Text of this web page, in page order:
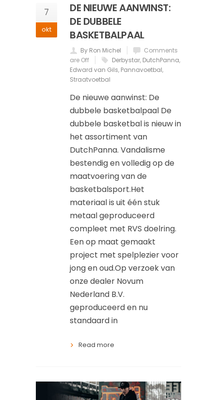
7
okt
DE NIEUWE AANWINST:
DE DUBBELE
BASKETBALPAAL
By Ron Michel
Comments
are Off
Derbystar, DutchPanna,
Edward van Gils, Pannavoetbal,
Straatvoetbal
De nieuwe aanwinst: De
dubbele basketbalpaal De
dubbele basketbal is nieuw in
het assortiment van
DutchPanna. Vandalisme
bestendig en volledig op de
maatvoering van de
basketbalsport.Het
materiaal is uit één stuk
metaal geproduceerd
compleet met RVS doelring.
Een op maat gemaakt
project met spelplezier voor
jong en oud.Op verzoek van
onze dealer Novum
Nederland B.V.
geproduceerd en nu
standaard in
Read more